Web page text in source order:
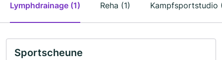
Lymphdrainage (1) Reha (1) Kampfsportstudio
Sportscheune